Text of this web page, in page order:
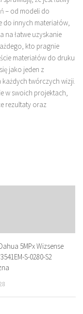
– od modeli do
do innych materiałów,
na łatwe uzyskanie
kto pragnie
materiałów do druku
jako jeden z
twórczych wizji.
w swoich projektach,
rezultaty oraz
5MPx Wizsense
S-0280-S2